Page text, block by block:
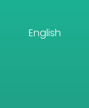
English